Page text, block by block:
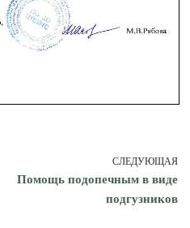
СЛЕДУЮЩАЯ
Помощь подопечным в виде
подгузников